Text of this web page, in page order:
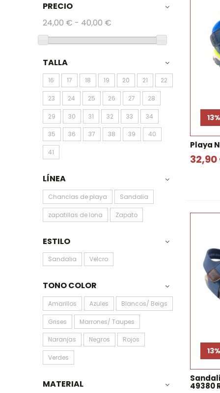
PRECIO
24,00 € - 40,00 €
TALLA
16 17 18 19 20 21 22
23 24 25 26 27 28
29 30 31 32 33 34
35 36 37 38 39 40
41
LÍNEA
Chanclas de playa Sandalia
zapatillas de lona Zapato
ESTILO
Sandalia Velcro
TONO COLOR
Amarillos Azules Blancos/ Beigs
Grises Marrones/ Taupes
Naranjas Negros Rojos
Verdes
MATERIAL
Playa
49380